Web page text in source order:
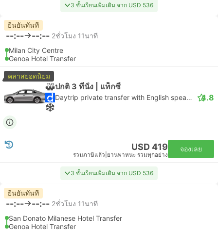
3 ชั้นเรียนเพิ่มเติม จาก USD 536
ยืนยันทันที
--:-- --:-- 2ชั่วโมง 11นาที
Milan City Centre
Genoa Hotel Transfer
คลาสยอดนิยม
ปกติ 3 ที่นั่ง | แท็กซี่
Daytrip private transfer with English speaking driver 4.8
USD 419
รวมภาษีแล้ว ยานพาหนะ รวมทุกอย่าง
จองเลย
3 ชั้นเรียนเพิ่มเติม จาก USD 536
ยืนยันทันที
--:-- --:-- 2ชั่วโมง 11นาที
San Donato Milanese Hotel Transfer
Genoa Hotel Transfer